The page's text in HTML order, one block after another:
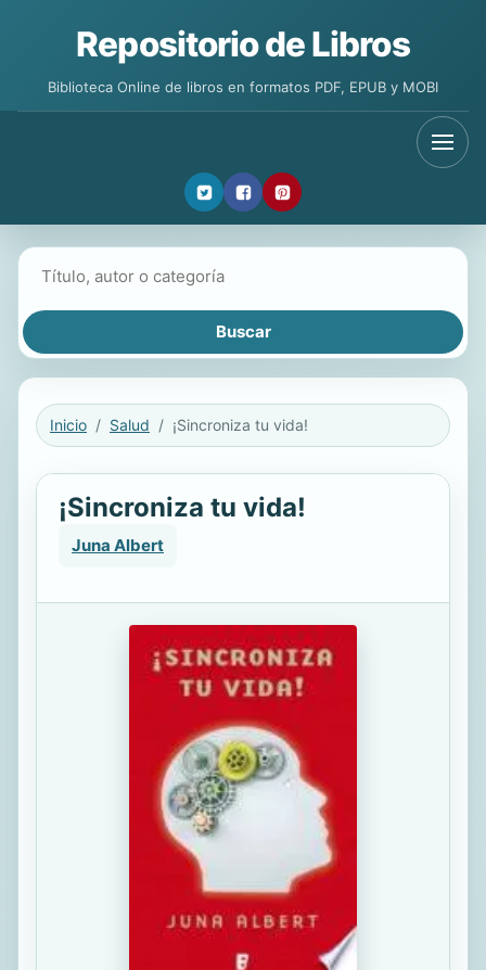
Repositorio de Libros
Biblioteca Online de libros en formatos PDF, EPUB y MOBI
Inicio Salud ¡Sincroniza tu vida!
¡Sincroniza tu vida!
Juna Albert